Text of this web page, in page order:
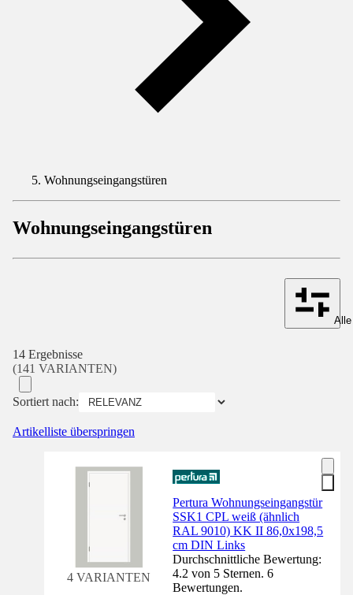
Wohnungseingangstüren
Wohnungseingangstüren
14 Ergebnisse
(141 VARIANTEN)
Sortiert nach:
Artikelliste überspringen
4 VARIANTEN
Pertura Wohnungseingangstür
SSK1 CPL weiß (ähnlich
RAL 9010) KK II 86,0x198,5
cm DIN Links
Durchschnittliche Bewertung:
4.2 von 5 Sternen. 6
Bewertungen.